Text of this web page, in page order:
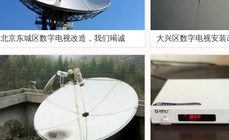
北京东城区数字电视改造，我们竭诚 大兴区数字电视安